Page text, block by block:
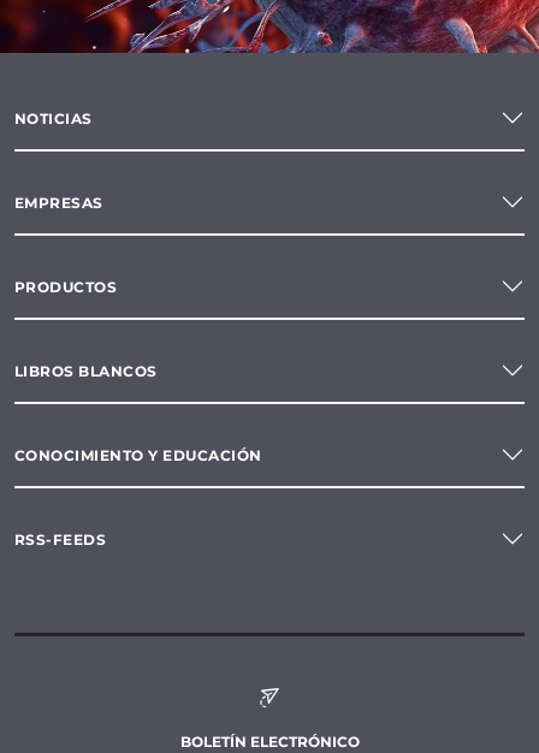
NOTICIAS
EMPRESAS
PRODUCTOS
LIBROS BLANCOS
CONOCIMIENTO Y EDUCACIÓN
RSS-FEEDS
BOLETÍN ELECTRÓNICO